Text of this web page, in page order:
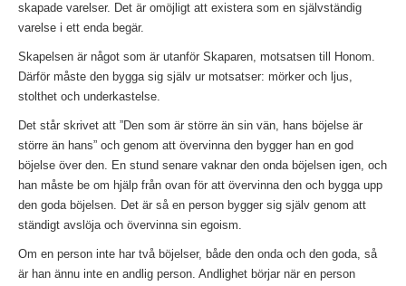
skapade varelser. Det är omöjligt att existera som en självständig
varelse i ett enda begär.
Skapelsen är något som är utanför Skaparen, motsatsen till Honom.
Därför måste den bygga sig själv ur motsatser: mörker och ljus,
stolthet och underkastelse.
Det står skrivet att ”Den som är större än sin vän, hans böjelse är
större än hans” och genom att övervinna den bygger han en god
böjelse över den. En stund senare vaknar den onda böjelsen igen, och
han måste be om hjälp från ovan för att övervinna den och bygga upp
den goda böjelsen. Det är så en person bygger sig själv genom att
ständigt avslöja och övervinna sin egoism.
Om en person inte har två böjelser, både den onda och den goda, så
är han ännu inte en andlig person. Andlighet börjar när en person